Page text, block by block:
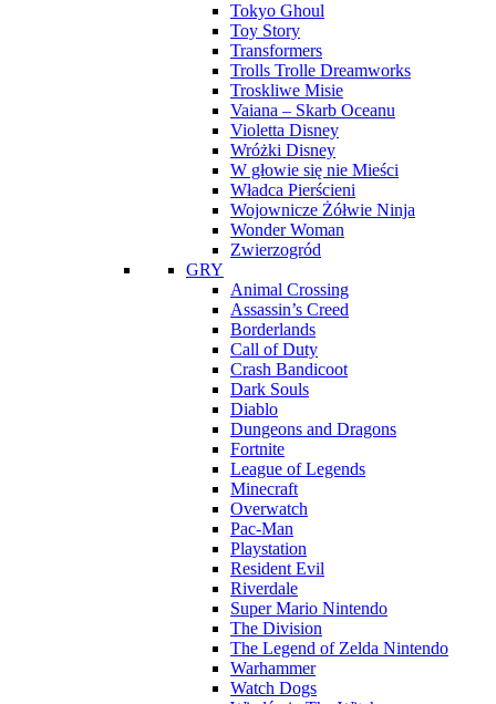
Tokyo Ghoul
Toy Story
Transformers
Trolls Trolle Dreamworks
Troskliwe Misie
Vaiana – Skarb Oceanu
Violetta Disney
Wróżki Disney
W głowie się nie Mieści
Władca Pierścieni
Wojownicze Żółwie Ninja
Wonder Woman
Zwierzogród
GRY
Animal Crossing
Assassin’s Creed
Borderlands
Call of Duty
Crash Bandicoot
Dark Souls
Diablo
Dungeons and Dragons
Fortnite
League of Legends
Minecraft
Overwatch
Pac-Man
Playstation
Resident Evil
Riverdale
Super Mario Nintendo
The Division
The Legend of Zelda Nintendo
Warhammer
Watch Dogs